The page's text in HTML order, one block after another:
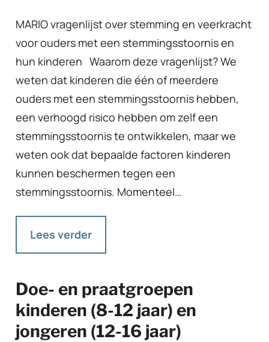
MARIO vragenlijst over stemming en veerkracht
voor ouders met een stemmingsstoornis en
hun kinderen Waarom deze vragenlijst? We
weten dat kinderen die één of meerdere
ouders met een stemmingsstoornis hebben,
een verhoogd risico hebben om zelf een
stemmingsstoornis te ontwikkelen, maar we
weten ook dat bepaalde factoren kinderen
kunnen beschermen tegen een
stemmingsstoornis. Momenteel…
Lees verder
Doe- en praatgroepen
kinderen (8-12 jaar) en
jongeren (12-16 jaar)